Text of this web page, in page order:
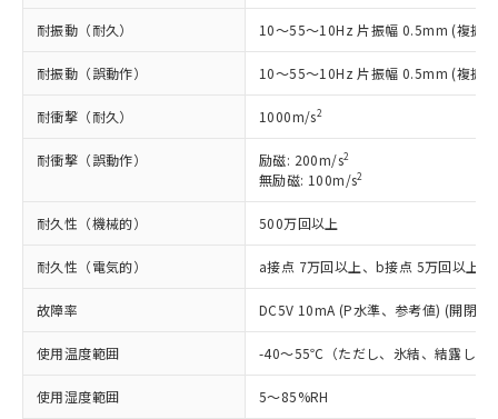
耐振動（耐久） 10～55～10Hz 片振幅 0.5mm (複振
耐振動（誤動作） 10～55～10Hz 片振幅 0.5mm (複振
耐衝撃（耐久） 1000m/s2
耐衝撃（誤動作） 励磁: 200m/s2
無励磁: 100m/s2
耐久性（機械的） 500万回以上
耐久性（電気的） a接点 7万回以上、b接点 5万回以上
故障率 DC5V 10mA (P水準、参考値) (開閉
使用温度範囲 -40～55℃（ただし、氷結、結露しな
使用湿度範囲 5～85%RH
タに基づき作成されるものであり、閲
覧された時点での実際の在庫および標
準価格とは異なる場合があることをご
正式な納期状況および標準価格はお客
様のお取引先、またはお客様担当のオ
ムロン制御機器販売店・当社販売員に
オムロン制御機器販売店や当社販売拠
点は「
販売ネットワーク
」をご確認
在庫状況および標準価格結果を当社の
事前の承諾なく第三者に漏洩または開
マイパーツ機能（部品リスト作成サー
ビス）をご利用いただくには、I-Web
メンバーズにご登録されている必要が
*EU RoHS指令（10物質）：
鉛(Pb) 1000ppm以下、 水銀(Hg) 1000ppm以下、 カド
ミウム(Cd) 100ppm以下、
類(PBB) 1000ppm以下、ポリ臭化ジフェニルエーテル類
(PBDE) 1000ppm以下、フタル酸ビス(2-エチルヘキシ
ル) (DEHP)(別名：DOP) 1000ppm以下、フタル酸ブチ
ルベンジル（BBP） 1000ppm以下、フタル酸ジブチル
（DBP） 1000ppm以下、フタル酸ジイソブチル
(DIBP) 1000ppm以下
但し、RoHS指令で産業用監視および制御機器に対する
図的な使用がないことを確認しています。
部品在庫の切り替え状況などにより、予定
月が前後することがあります。
*中国RoHS10物質の基準値 (GB/T26572)：
Cr(Ⅵ)(六価クロム) : 1000ppm、 PBBs(ポリ臭化ビフェ
ニル類) : 1000ppm、 PBDEs(ポリ臭化ジフェニルエーテ
ル類) : 1000ppm、
DBP(フタル酸ジブチル) : 1000ppm、 DIBP(フタル酸ジ
ル) : 1000ppm、
DEHP(フタル酸ビス(2-エチルヘキシル)) : 1000ppm
※2 環境保護使用期限
「ｅ」：有害物質（10物質）のすべてが基
準値以下であることを示します。
「10」：通常の使用状況下において有害物
質が外部に漏えいし、環境に深刻な影響を
「－」：未確認です。当社販売部門へお問
または国外への提供する場合は、日本
国政府の輸出許可(または役務取引許
とります。
当社は規制貨物を破棄する場合は、完
全に破砕するなど、違法に輸出されな
いよう必要な手段を講じます。
当社は貴社製品を、核兵器、ミサイ
ル、化学兵器、生物兵器またはその他
武器並びにこれらの製造装置等に一切
使用いたしません。
当社は、貴社製品を第三者に販売する
場合は、上記1、2および3の内容を当
該第三者に通知します。また当社は、
法に輸出するおそれがある場合は、取
り引きをいたしません。
記
号
一定数以上の在庫あり
△ 一定数には満たないが在庫あり
在庫なし(最新の在庫状況につ
いては、お客様のお取引先、ま
たはお客様担当のオムロン制御
機器販売店・当社販売員にご確
空
受注生産機種、また在庫状況の
情報を公開していない機種